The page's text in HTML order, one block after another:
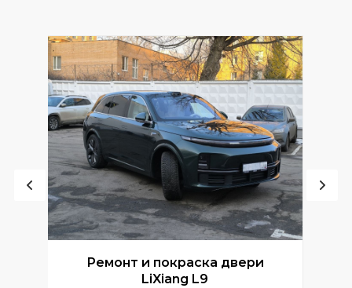
Ремонт и покраска двери
LiXiang L9